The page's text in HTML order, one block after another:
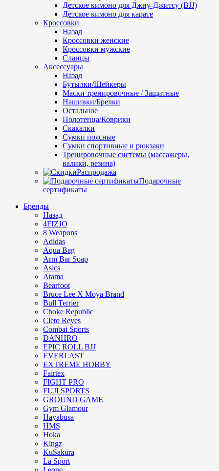
Детское кимоно для Джиу-Джитсу (BJJ)
Детское кимоно для карате
Кроссовки
Назад
Кроссовки женские
Кроссовки мужские
Сланцы
Аксессуары
Назад
Бутылки/Шейкеры
Маски тренировочные / Защитные
Нашивки/Брелки
Остальное
Полотенца/Коврики
Скакалки
Сумки поясные
Сумки спортивные и рюкзаки
Тренировочные системы (массажеры,
валики, резина)
Распродажа
Подарочные
сертификаты
Бренды
Назад
4FIZJO
8 Weapons
Adidas
Aqua Bag
Arm Bar Soap
Asics
Atama
Bearfoot
Bruce Lee X Moya Brand
Bull Terrier
Choke Republic
Cleto Reyes
Combat Sports
DANHRO
EPIC ROLL BJJ
EVERLAST
EXTREME HOBBY
Fairtex
FIGHT PRO
FUJI SPORTS
GROUND GAME
Gym Glamour
Hayabusa
HMS
Hoka
Kingz
KuSakura
La Sport